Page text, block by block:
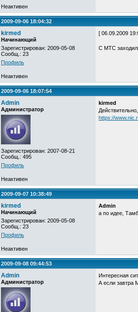
Неактивен
2009-09-06 18:04:32
kirmed
Начинающий
Зарегистрирован: 2009-05-08
Сообщ.: 23
Профиль
[ 06.09.2009
С МТС
Неактивен
2009-09-06 18:07:54
Admin
Администратор
Зарегистрирован: 2007-08-21
Сообщ.: 495
Профиль
kirmed
https://
Неактивен
2009-09-07 10:38:49
kirmed
Начинающий
Зарегистрирован: 2009-05-08
Сообщ.: 23
Профиль
Admin
а по идее,
Неактивен
2009-09-08 09:44:53
Admin
Администратор
Интересная
А если завтра